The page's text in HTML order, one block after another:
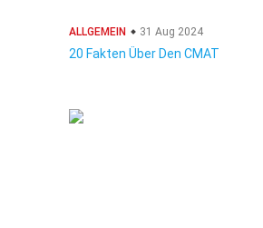
ALLGEMEIN 31 Aug 2024
20 Fakten Über Den CMAT